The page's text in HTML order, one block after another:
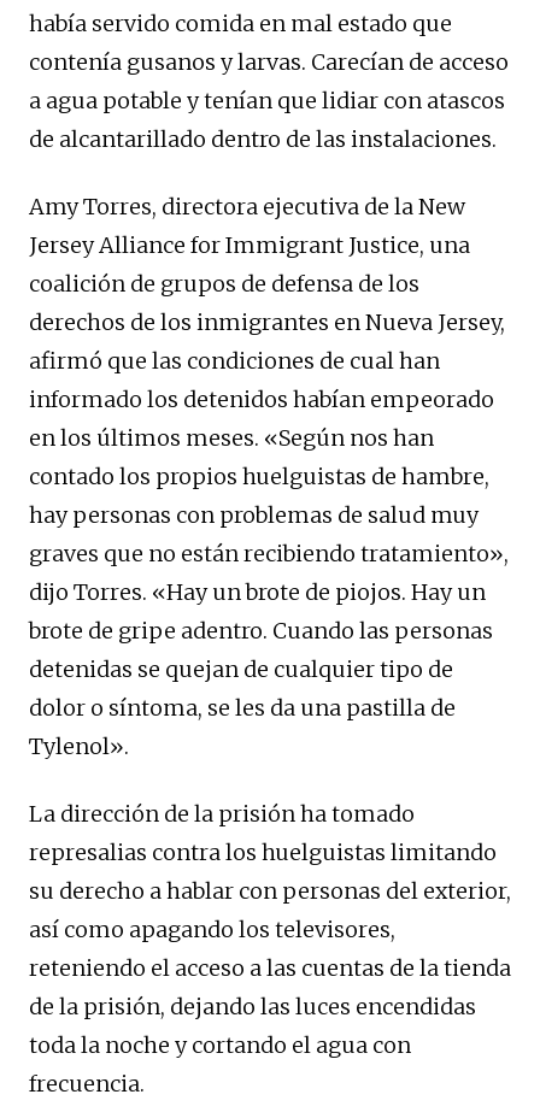
había servido comida en mal estado que
contenía gusanos y larvas. Carecían de acceso
a agua potable y tenían que lidiar con atascos
de alcantarillado dentro de las instalaciones.
Amy Torres, directora ejecutiva de la New
Jersey Alliance for Immigrant Justice, una
coalición de grupos de defensa de los
derechos de los inmigrantes en Nueva Jersey,
afirmó que las condiciones de cual han
informado los detenidos habían empeorado
en los últimos meses. «Según nos han
contado los propios huelguistas de hambre,
hay personas con problemas de salud muy
graves que no están recibiendo tratamiento»,
dijo Torres. «Hay un brote de piojos. Hay un
brote de gripe adentro. Cuando las personas
detenidas se quejan de cualquier tipo de
dolor o síntoma, se les da una pastilla de
Tylenol».
La dirección de la prisión ha tomado
represalias contra los huelguistas limitando
su derecho a hablar con personas del exterior,
así como apagando los televisores,
reteniendo el acceso a las cuentas de la tienda
de la prisión, dejando las luces encendidas
toda la noche y cortando el agua con
frecuencia.